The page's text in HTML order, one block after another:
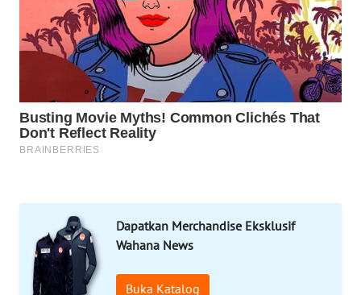
Dapatkan Merchandise Eksklusif
Wahana News
Buka Katalog
WAHANA
KONSUMEN
LISTRIK
WALINKI
ID